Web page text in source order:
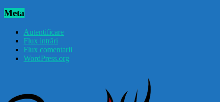
Meta
Autentificare
Flux intrări
Flux comentarii
WordPress.org